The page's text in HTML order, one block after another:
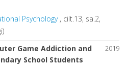
Psychology, cilt.13, sa.2,
2019
Game Addiction and
School Students